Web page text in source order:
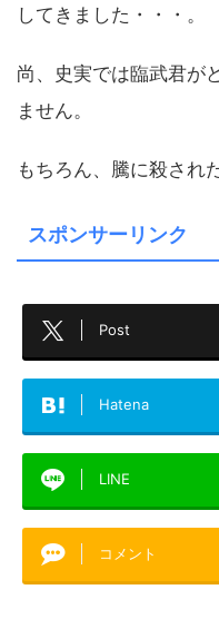
してきました・・・。
尚、史実では臨武君が
ません。
もちろん、 騰に殺され
スポンサーリンク
Post
Hatena
LINE
コメント